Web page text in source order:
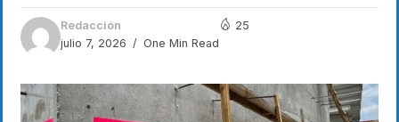
Redacción
julio 7, 2026
One Min Read
25